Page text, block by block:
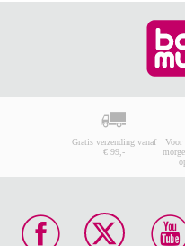
Gratis verzending vanaf
€ 99,-
Voor